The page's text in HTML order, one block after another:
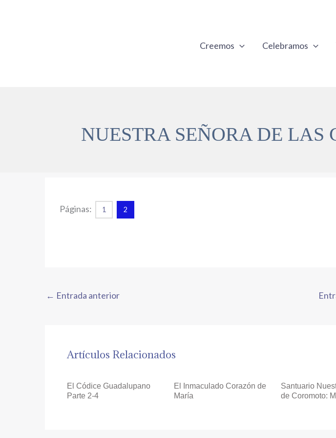
Creemos
Celebramos
NUESTRA SEÑORA DE
Páginas: 1 2
← Entrada anterior
Artículos Relacionados
El Códice Guadalupano
Parte 2-4
El Inmaculado Corazón de
María
Santuario
de Coromoto: